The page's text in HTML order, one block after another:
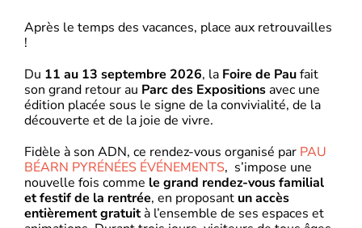
Après le temps des vacances, place aux retrouvailles
!
Du 11 au 13 septembre 2026, la Foire de Paufait
son grand retour au Parc des Expositionsavec une
édition placée sous le signe de la convivialité, de la
découverte et de la joie de vivre.
Fidèle à son ADN, ce rendez-vous organisé par PAU
BÉARN PYRÉNÉES ÉVÉNEMENTS, s’impose une
nouvelle fois comme le grand rendez-vous familial
et festif de la rentrée, en proposant un accès
entièrement gratuità l’ensemble de ses espaces et